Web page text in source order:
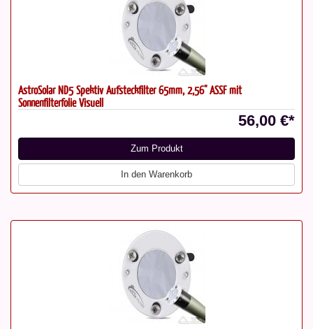
AstroSolar ND5 Spektiv Aufsteckfilter 65mm, 2,56" ASSF mit
Sonnenfilterfolie Visuell
56,00 €*
Zum Produkt
In den Warenkorb